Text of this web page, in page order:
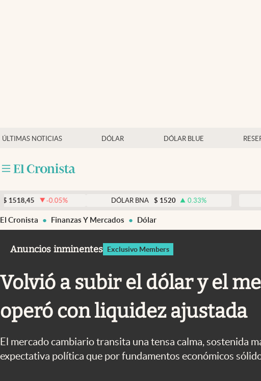
ÚLTIMAS NOTICIAS DÓLAR DÓLAR BLUE
Mercados Online
Clase
Clima
Eventos Corporativos
-0.05 % DÓLAR BNA $ 1520 0.33 %
El Cronista Finanzas Y Mercados Dólar
Anuncios inminentes Exclusivo Members
Volvió a subir el dólar y el
operó con liquidez ajustada
El mercado cambiario transita una tensa calma, sostenida
expectativa política que por fundamentos económicos